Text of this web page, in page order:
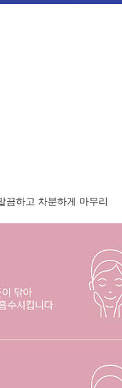
끔하고 차분하게 마무리